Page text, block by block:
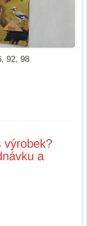
92, 98
výrobek?
a